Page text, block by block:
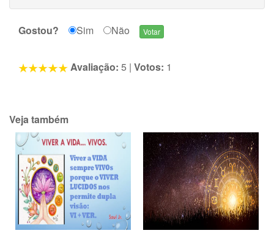
Gostou? Sim Não
Avaliação: 5 | Votos: 1
Veja também